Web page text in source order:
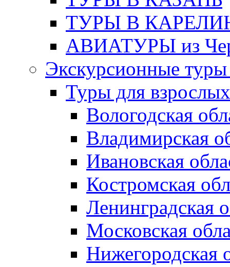
ТУРЫ В
АВИАТУРЫ из
Экскурсионные
Туры для взрослых
Вологодская
Владимирская
Ивановская
Костромская
Ленинградская
Московская
Нижегородская